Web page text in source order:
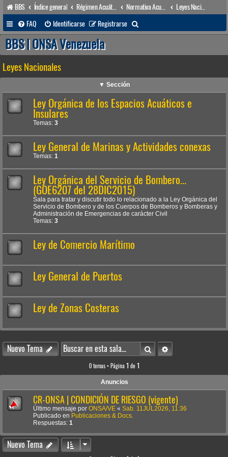
BBS Índice general
Leyes Nacionales
FAQ
Identificarse Registrarse
u
a
r
BBS | ONSA Venezuela
Leyes Nacionales
▼ Sección
Ley Orgánica de los Espacios Acuáticos e
Insulares
Temas: 3
Ley General de Marinas y Actividades conexas
Temas: 1
Ley Orgánica del Servicio de Bombero...
(GOE6207 del 28DIC2015)
Sala para tratar y discutir todo lo relacionado a la Ley Orgánica del
Servicio de Bombero y de los Cuerpos de Bomberos y Bomberas y
Administración de Emergencias de carácter Civil
Temas: 3
Ley de Comercio Marítimo
Ley General de Puertos
Ley de Zonas Costeras
Nuevo Tema BuscarBúsqueda avanzada
0 temas • Página 1 de 1
Anuncios
CR-ONSA | CONDICIÓN DE RIESGO (vigente)
Último mensaje por ONSA/VE « Sab. 11JUL2026, 11:36
Publicado en Publicaciones & Docs.
Respuestas: 1
Nuevo Tema